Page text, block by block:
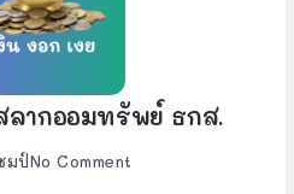
ากออมทรัพย์ ธกส.
มป์ No Comment